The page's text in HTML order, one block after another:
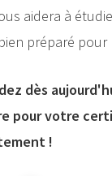
aidera à
préparé pour
dès
pour votre
!